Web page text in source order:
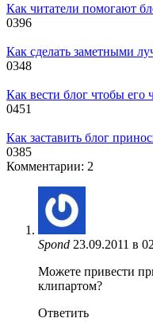
Как читатели помогают
0396
Как сделать заметными
0348
Как вести блог чтобы его
0451
Как заставить блог
0385
Комментарии: 2
Spond 23.09.2011 в
Можете привести
клипартом?
Ответить